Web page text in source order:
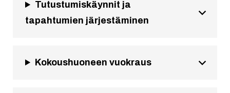
Tutustumiskäynnit ja
tapahtumien järjestäminen
Kokoushuoneen vuokraus